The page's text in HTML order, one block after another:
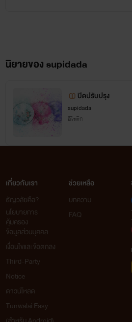
นิยายของ supidada
ปิดปรับปรุง
supidada
อีโรติก
เกี่ยวกับเรา
ธัญวลัยคือ?
นโยบายการ
คุ้มครอง
ข้อมูลส่วนบุคคล
เงื่อนไขและข้อตกลง
Third-Party
Notice
ดาวน์โหลด
Tunwalai Easy
ช่วยเหลือ
บทความ
FAQ